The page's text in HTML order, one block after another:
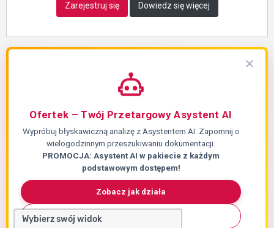
Zarejestruj się Dowiedz się więcej
Ofertek – Twój Przetargowy Asystent AI
Wypróbuj błyskawiczną analizę z Asystentem AI. Zapomnij o
wielogodzinnym przeszukiwaniu dokumentacji.
PROMOCJA: Asystent AI w pakiecie z każdym
podstawowym dostępem!
Zobacz jak działa
Wybierz swój widok